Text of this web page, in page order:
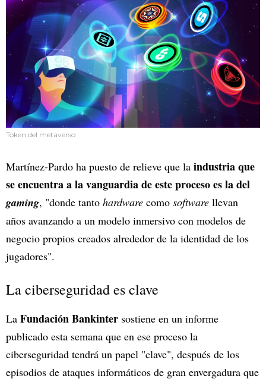
Token del metaverso
Martínez-Pardo ha puesto de relieve que la industria que
se encuentra a la vanguardia de este proceso es la del
gaming, "donde tanto hardware como software llevan
años avanzando a un modelo inmersivo con modelos de
negocio propios creados alrededor de la identidad de los
jugadores".
La ciberseguridad es clave
La Fundación Bankinter sostiene en un informe
publicado esta semana que en ese proceso la
ciberseguridad tendrá un papel "clave", después de los
episodios de ataques informáticos de gran envergadura que